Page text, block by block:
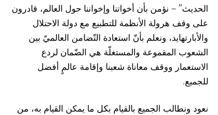
الحديث” – نؤمن بأن أخواتنا وإخواننا حول العالم، قادرون
على وقف هرولة الأنظمة للتطبيع مع دولة الاحتلال
والأبارتهايد، ونعلم بأنّ استعادة التّضامن العالميّ بين
الشعوب المقموعة والمستغلّة هي الضّمان لردع
الاستعمار ووقف معاناة شعبنا وإقامة عالمٍ أفضل
للجميع.
نعود ونطالب الجميع بالقيام بكل ما يمكن القيام به، من